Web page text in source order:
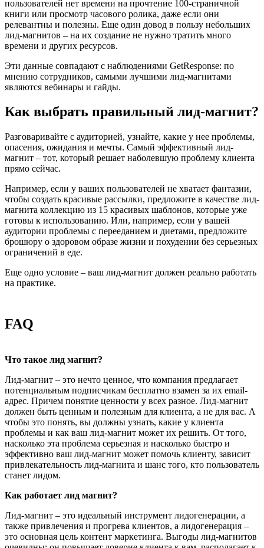
пользователей нет времени на прочтение 100-страничной
книги или просмотр часового ролика, даже если они
релевантны и полезны. Еще один довод в пользу небольших
лид-магнитов – на их создание не нужно тратить много
времени и других ресурсов.
Эти данные совпадают с наблюдениями GetResponse: по
мнению сотрудников, самыми лучшими лид-магнитами
являются вебинары и гайды.
Как выбрать правильный лид-магнит?
Разговаривайте с аудиторией, узнайте, какие у нее проблемы,
опасения, ожидания и мечты. Самый эффективный лид-
магнит – тот, который решает наболевшую проблему клиента
прямо сейчас.
Например, если у ваших пользователей не хватает фантазии,
чтобы создать красивые рассылки, предложите в качестве лид-
магнита коллекцию из 15 красивых шаблонов, которые уже
готовы к использованию. Или, например, если у вашей
аудитории проблемы с перееданием и диетами, предложите
брошюру о здоровом образе жизни и похудении без серьезных
ограничений в еде.
Еще одно условие – ваш лид-магнит должен реально работать
на практике.
FAQ
Что такое лид магнит?
Лид-магнит – это нечто ценное, что компания предлагает
потенциальным подписчикам бесплатно взамен за их email-
адрес. Причем понятие ценности у всех разное. Лид-магнит
должен быть ценным и полезным для клиента, а не для вас. А
чтобы это понять, вы должны узнать, какие у клиента
проблемы и как ваш лид-магнит может их решить. От того,
насколько эта проблема серьезная и насколько быстро и
эффективно ваш лид-магнит может помочь клиенту, зависит
привлекательность лид-магнита и шанс того, кто пользователь
станет лидом.
Как работает лид магнит?
Лид-магнит – это идеальный инструмент лидогенерации, а
также привлечения и прогрева клиентов, а лидогенерация –
это основная цель контент маркетинга. Выгоды лид-магнитов